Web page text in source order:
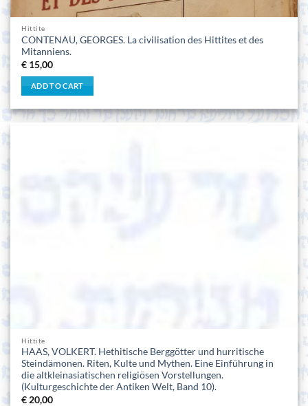
Hittite
CONTENAU, GEORGES. La civilisation des Hittites et des
Mitanniens.
€ 15,00
ADD TO CART
Hittite
HAAS, VOLKERT. Hethitische Berggötter und hurritische
Steindämonen. Riten, Kulte und Mythen. Eine Einführung in
die altkleinasiatischen religiösen Vorstellungen.
(Kulturgeschichte der Antiken Welt, Band 10).
€ 20,00